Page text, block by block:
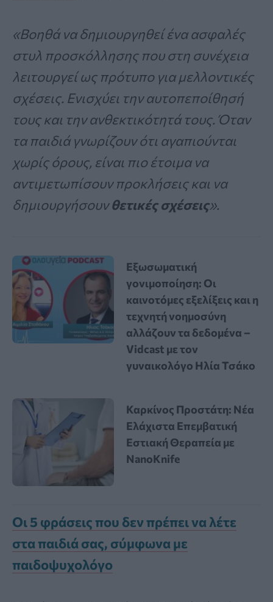
«Βοηθά να δημιουργηθεί ένα ασφαλές
στυλ προσκόλλησης που στη συνέχεια
λειτουργεί ως πρότυπο για μελλοντικές
σχέσεις. Ενισχύει την αυτοπεποίθησή
τους και την ανθεκτικότητά τους. Όταν
τα παιδιά γνωρίζουν ότι αγαπιούνται
χωρίς όρους, είναι πιο έτοιμα να
αντιμετωπίσουν προκλήσεις και να
δημιουργήσουνθετικές σχέσεις».
Εξωσωματική
γονιμοποίηση: Οι
καινοτόμες εξελίξεις και η
τεχνητή νοημοσύνη
αλλάζουν τα δεδομένα –
Vidcast με τον
γυναικολόγο Ηλία Τσάκο
Καρκίνος Προστάτη: Νέα
Ελάχιστα Επεμβατική
Εστιακή Θεραπεία με
NanoKnife
Οι 5 φράσεις που δεν πρέπει να λέτε
στα παιδιά σας, σύμφωνα με
παιδοψυχολόγο